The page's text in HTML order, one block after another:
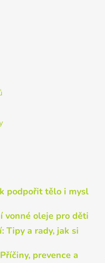
podpořit tělo i mysl
vonné oleje pro děti
Tipy a rady, jak si
prevence a